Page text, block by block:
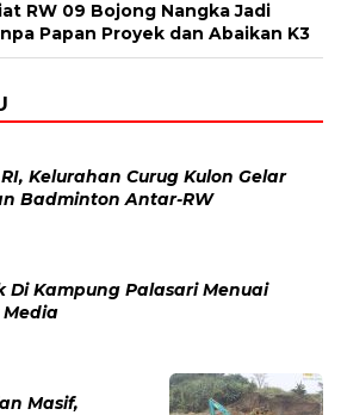
RW 09 Bojong Nangka Jadi
Papan Proyek dan Abaikan K3
Kelurahan Curug Kulon Gelar
Badminton Antar-RW
Di Kampung Palasari Menuai
Masif,